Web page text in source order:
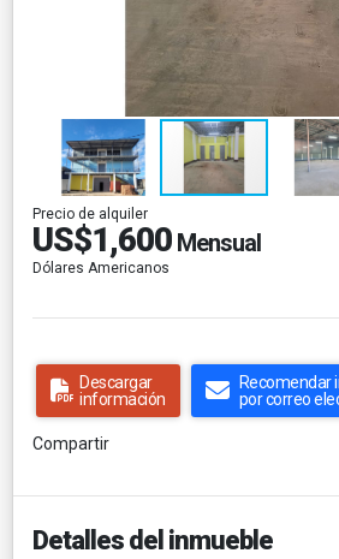
Precio de alquiler
US$1,600 Mensual
Dólares Americanos
Descargar
información
Recomendar
por correo
Compartir
Detalles del inmueble